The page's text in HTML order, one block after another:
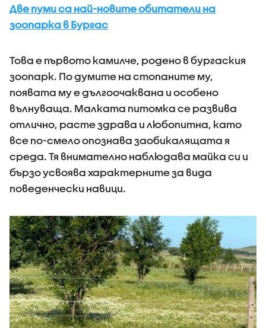
Две пуми са най-новите обитатели на
зоопарка в Бургас
Това е първото камилче, родено в бургаския
зоопарк. По думите на стопаните му,
появата му е дългоочаквана и особено
вълнуваща. Малката питомка се развива
отлично, расте здрава и любопитна, като
все по-смело опознава заобикалящата я
среда. Тя внимателно наблюдава майка си и
бързо усвоява характерните за вида
поведенчески навици.